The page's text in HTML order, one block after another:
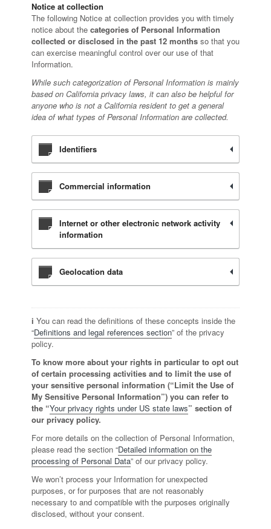
Notice at collection
The following Notice at collection provides you with timely
notice about the categories of Personal Information
collected or disclosed in the past 12 months so that you
can exercise meaningful control over our use of that
Information.
While such categorization of Personal Information is mainly
based on California privacy laws, it can also be helpful for
anyone who is not a California resident to get a general
idea of what types of Personal Information are collected.
Identifiers
Commercial information
Internet or other electronic network activity
information
Geolocation data
ℹ️ You can read the definitions of these concepts inside the
“Definitions and legal references section” of the privacy
policy.
To know more about your rights in particular to opt out
of certain processing activities and to limit the use of
your sensitive personal information (“Limit the Use of
My Sensitive Personal Information”) you can refer to
the “Your privacy rights under US state laws” section of
our privacy policy.
For more details on the collection of Personal Information,
please read the section “Detailed information on the
processing of Personal Data” of our privacy policy.
We won’t process your Information for unexpected
purposes, or for purposes that are not reasonably
necessary to and compatible with the purposes originally
disclosed, without your consent.